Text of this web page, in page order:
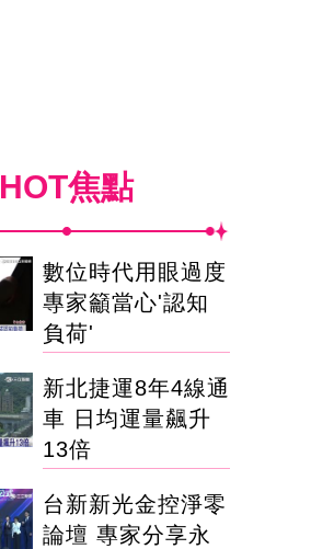
HOT焦點
數位時代用眼過度
專家籲當心'認知
負荷'
新北捷運8年4線通
車 日均運量飆升
13倍
台新新光金控淨零
論壇 專家分享永